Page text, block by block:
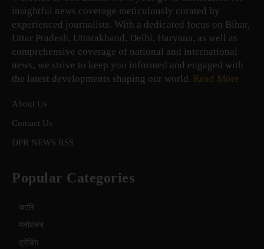
insightful news coverage meticulously curated by
experienced journalists. With a dedicated focus on Bihar,
Uttar Pradesh, Uttarakhand, Delhi, Haryana, as well as
comprehensive coverage of national and international
news, we strive to keep you informed and engaged with
the latest developments shaping our world. Read More
About Us
Contact Us
DPR NEWS RSS
Popular Categories
चटोरे
मनोरंजन
ट्रेंडिंग